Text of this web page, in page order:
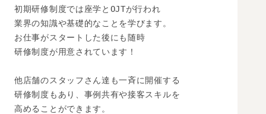
初期研修制度では座学とOJTが行われ
業界の知識や基礎的なことを学びます。
お仕事がスタートした後にも随時
研修制度が用意されています！
他店舗のスタッフさん達も一斉に開催する
研修制度もあり、事例共有や接客スキルを
高めることができます。